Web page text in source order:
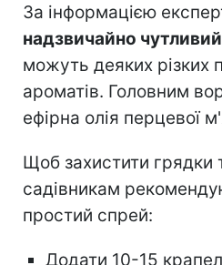
За інформацією
надзвичайно
можуть деяких різких
ароматів. Головним
ефірна олія перцевої
Щоб захистити грядки
садівникам
простий спрей:
Додати 10-15